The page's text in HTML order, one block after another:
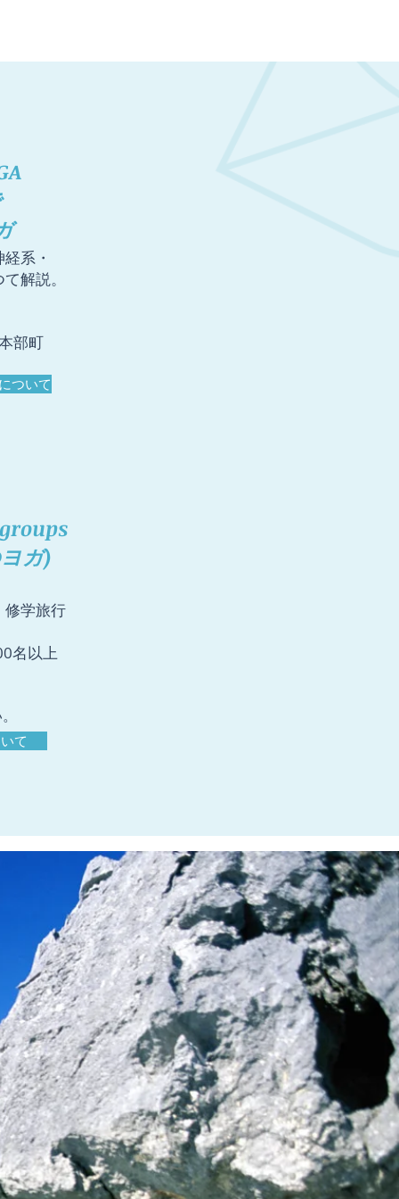
系・
解説。
部町
ついて
ガ)
修学旅行
名以上
て